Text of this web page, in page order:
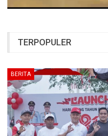
TERPOPULER
BERITA